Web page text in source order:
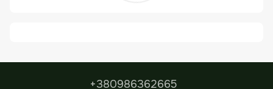
+380986362665